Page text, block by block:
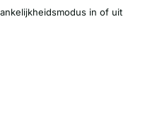
in of uit